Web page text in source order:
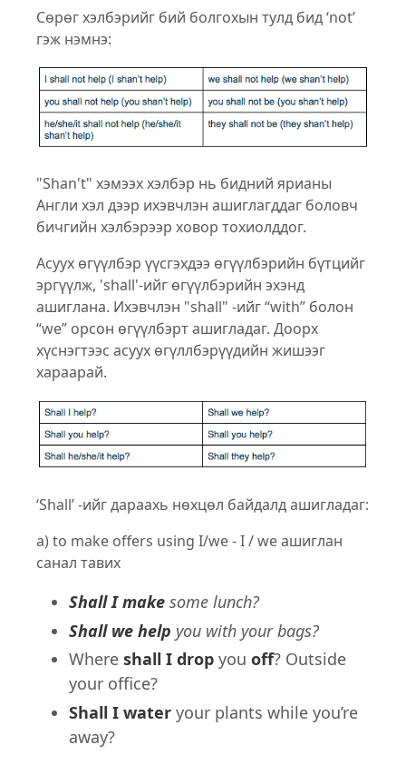
Сөрөг хэлбэрийг бий болгохын тулд бид ‘not’
гэж нэмнэ:
"Shan't" хэмээх хэлбэр нь бидний ярианы
Англи хэл дээр ихэвчлэн ашиглагддаг боловч
бичгийн хэлбэрээр ховор тохиолддог.
Асуух өгүүлбэр үүсгэхдээ өгүүлбэрийн бүтцийг
эргүүлж, 'shall'-ийг өгүүлбэрийн эхэнд
ашиглана. Ихэвчлэн "shall" -ийг “with” болон
“we” орсон өгүүлбэрт ашигладаг. Доорх
хүснэгтээс асуух өгүллбэрүүдийн жишээг
хараарай.
‘Shall’ -ийг дараахь нөхцөл байдалд ашигладаг:
a) to make offers using I/we - I / we ашиглан
санал тавих
Shall I make some lunch?
Shall we help you with your bags?
Where shall I drop you off? Outside
your office?
Shall I water your plants while you’re
away?